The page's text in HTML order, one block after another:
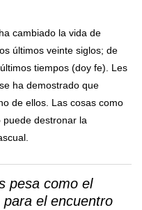
cambiado la vida de
últimos veinte siglos; de
tiempos (doy fe). Les
ha demostrado que
de ellos. Las cosas como
puede destronar la
pesa como el
el encuentro